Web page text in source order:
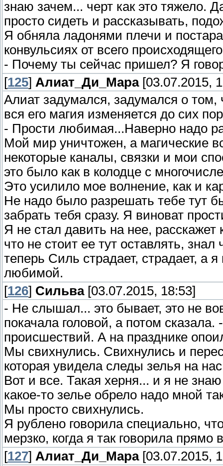
знаю зачем... черт как это тяжело.
просто сидеть и рассказывать,
Я обняла ладонями плечи и
конвульсиях от всего
- Почему ты сейчас пришел? Я
[125] Алиат_Ди_Мара[03.07.2015,
Алиат задумался, задумался о том,
вся его магия изменяется до сих
- Прости любимая...Наверно надо
Мой мир уничтожен, а магические
некоторые каналы, связки и мои
это было как в колодце с
Это усилило мое волнение, как и
Не надо было разрешать тебе тут
забрать тебя сразу. Я виноват
Я не стал давить на нее,
что не стоит ее тут оставлять,
теперь Силь страдает, страдает, а
любимой.
[126] Сильва[03.07.2015, 18:53]
- Не слышал... это бывает, это не
покачала головой, а потом
происшествий. А на празднике
Мы свихнулись. Свихнулись и
которая увидела следы зелья на
Вот и все. Такая херня... и я не
какое-то зелье обрело надо мной
Мы просто свихнулись.
Я рублено говорила специально,
мерзко, когда я так говорила
[127] Алиат_Ди_Мара[03.07.2015,